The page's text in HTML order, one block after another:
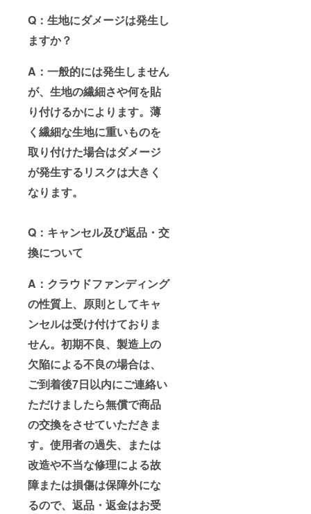
Q：生地にダメージは発生し
ますか？
A：一般的には発生しません
が、生地の繊細さや何を貼
り付けるかによります。薄
く繊細な生地に重いものを
取り付けた場合はダメージ
が発生するリスクは大きく
なります。
Q：キャンセル及び返品・交
換について
A：クラウドファンディング
の性質上、原則としてキャ
ンセルは受け付けておりま
せん。初期不良、製造上の
欠陥による不良の場合は、
ご到着後7日以内にご連絡い
ただけましたら無償で商品
の交換をさせていただきま
す。使用者の過失、または
改造や不当な修理による故
障または損傷は保障外にな
るので、返品・返金はお受